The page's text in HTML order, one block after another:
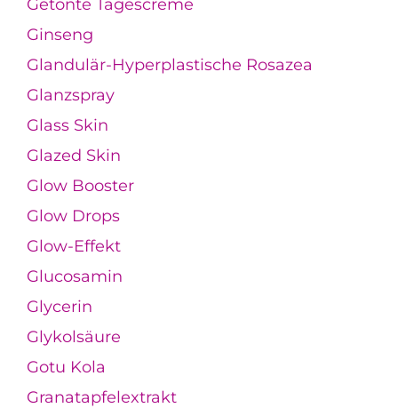
Getönte Tagescreme
Ginseng
Glandulär-Hyperplastische Rosazea
Glanzspray
Glass Skin
Glazed Skin
Glow Booster
Glow Drops
Glow-Effekt
Glucosamin
Glycerin
Glykolsäure
Gotu Kola
Granatapfelextrakt